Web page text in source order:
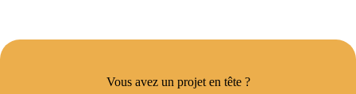
Vous avez un projet en tête ?